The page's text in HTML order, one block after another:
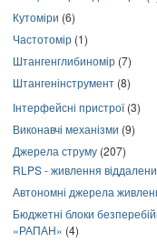
Кутоміри (6)
Частотомір (1)
Штангенглибиномір (7)
Штангенінструмент (8)
Інтерфейсні пристрої(3)
Виконавчі механізми (9)
Джерела струму (207)
RLPS - живлення
Автономні джерела
Бюджетні блоки
«РАПАН» (4)